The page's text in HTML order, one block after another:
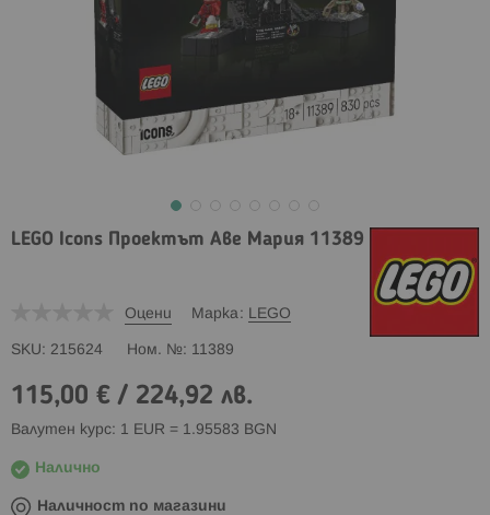
LEGO Icons Проектът Аве Мария 11389
Оцени Марка LEGO
SKU 215624 Ном. № 11389
115,00 € / 224,92 лв.
Валутен курс: 1 EUR = 1.95583 BGN
Налично
Наличност по магазини